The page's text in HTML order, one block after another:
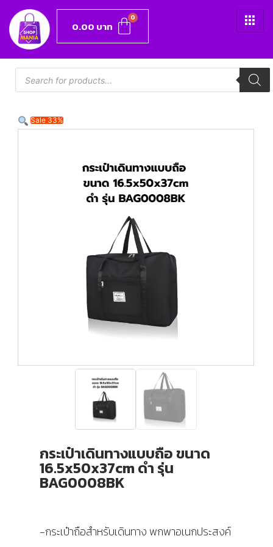
0.00 บาท
Sale 33%
กระเป๋าเดินทางแบบถือ ขนาด
16.5x50x37cm ดำ รุ่น
BAG0008BK
-กระเป๋าถือสำหรับเดินทาง พกพาอเนกประสงค์